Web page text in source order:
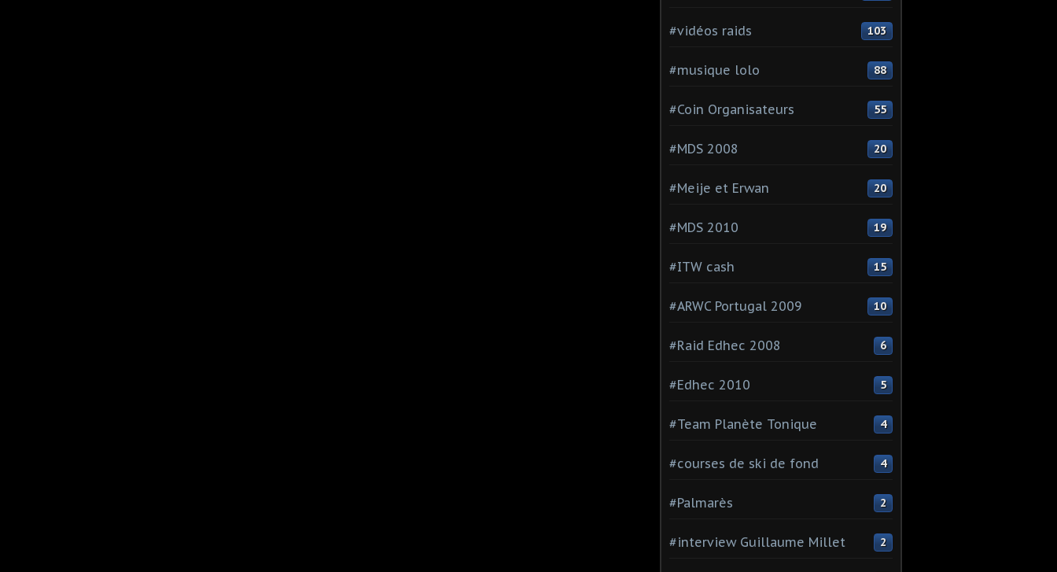
#vidéos raids 103
#musique lolo 88
#Coin Organisateurs 55
#MDS 2008 20
#Meije et Erwan 20
#MDS 2010 19
#ITW cash 15
#ARWC Portugal 2009 10
#Raid Edhec 2008 6
#Edhec 2010 5
#Team Planète Tonique 4
#courses de ski de fond 4
#Palmarès 2
#interview Guillaume Millet 2